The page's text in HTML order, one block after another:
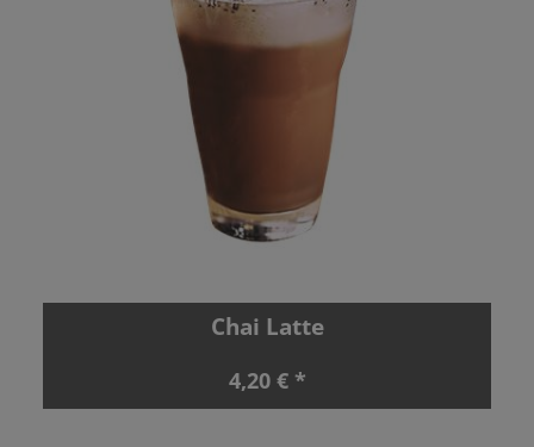
Chai Latte
4,20 € *